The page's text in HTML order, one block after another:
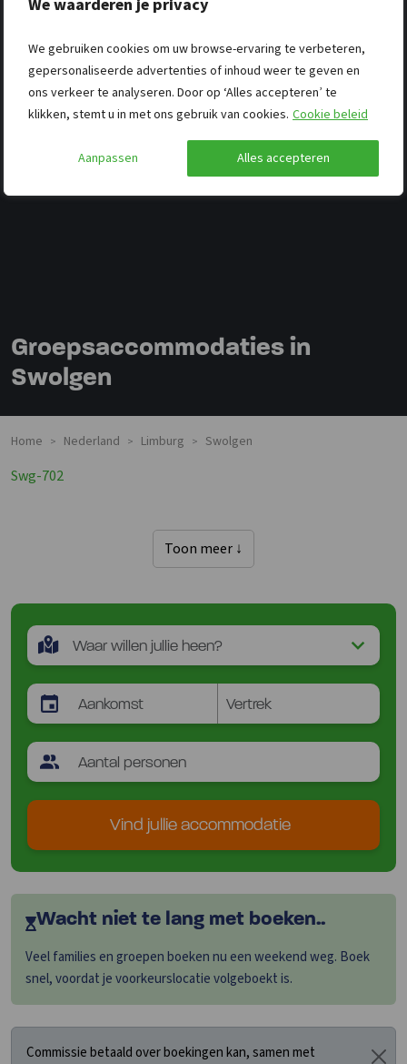
We waarderen je privacy
We gebruiken cookies om uw browse-ervaring te verbeteren,
gepersonaliseerde advertenties of inhoud weer te geven en
ons verkeer te analyseren. Door op ‘Alles accepteren’ te
klikken, stemt u in met ons gebruik van cookies. Cookie beleid
Aanpassen Alles accepteren
Groepsaccommodaties in
Swolgen
Home > Nederland > Limburg > Swolgen
Swg-702
Toon meer ↓
Vind jullie accommodatie
Wacht niet te lang met boeken..
Veel families en groepen boeken nu een weekend weg. Boek
snel, voordat je voorkeurslocatie volgeboekt is.
Commissie betaald over boekingen kan, samen met